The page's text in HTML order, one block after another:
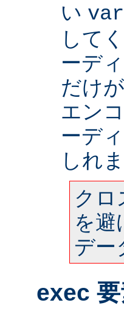
い var
して
ーデ
だけ
エン
ーデ
しれ
クロ
を避
デー
exec